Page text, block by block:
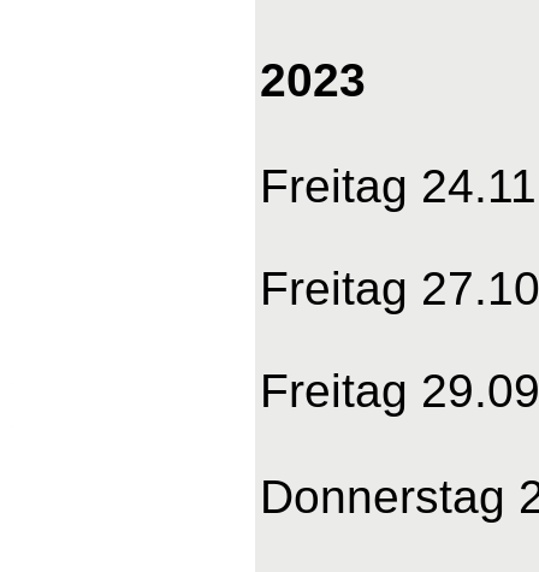
2023
Freitag
Freitag
Freitag
Donnerstag